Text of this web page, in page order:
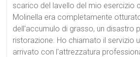
scarico del lavello del mio esercizio
Molinella era completamente
dell'accumulo di grasso, un disastro
ristorazione. Ho chiamato il servizio
arrivato con l'attrezzatura